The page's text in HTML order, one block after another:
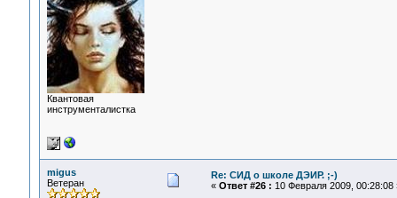
Квантовая
инструменталистка
migus
Ветеран
Re: СИД о школе ДЭИР. ;-)
« Ответ #26 : 10 Февраля 2009, 00:28:08